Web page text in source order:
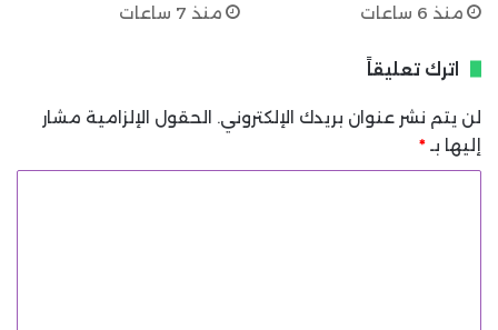
منذ 6 ساعات
منذ 7 ساعات
اترك تعليقاً
لن يتم نشر عنوان بريدك الإلكتروني. الحقول الإلزامية مشار
إليها بـ *